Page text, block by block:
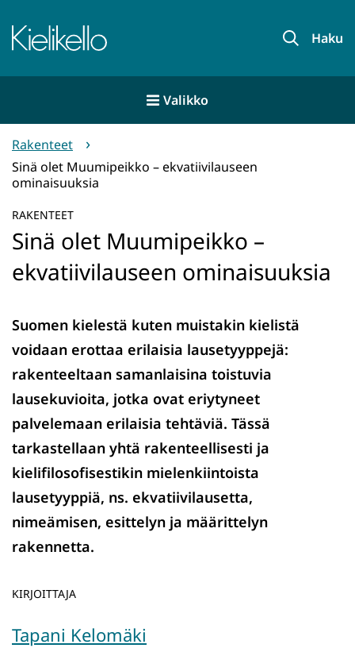
sisältöön
Etusivu Haku
Valikko
Rakenteet
Sinä olet Muumipeikko – ekvatiivilauseen
ominaisuuksia
RAKENTEET
Sinä olet Muumipeikko –
ekvatiivilauseen ominaisuuksia
Suomen kielestä kuten muistakin kielistä
voidaan erottaa erilaisia lausetyyppejä:
rakenteeltaan samanlaisina toistuvia
lausekuvioita, jotka ovat eriytyneet
palvelemaan erilaisia tehtäviä. Tässä
tarkastellaan yhtä rakenteellisesti ja
kielifilosofisestikin mielenkiintoista
lausetyyppiä, ns. ekvatiivilausetta,
nimeämisen, esittelyn ja määrittelyn
rakennetta.
KIRJOITTAJA
Tapani Kelomäki